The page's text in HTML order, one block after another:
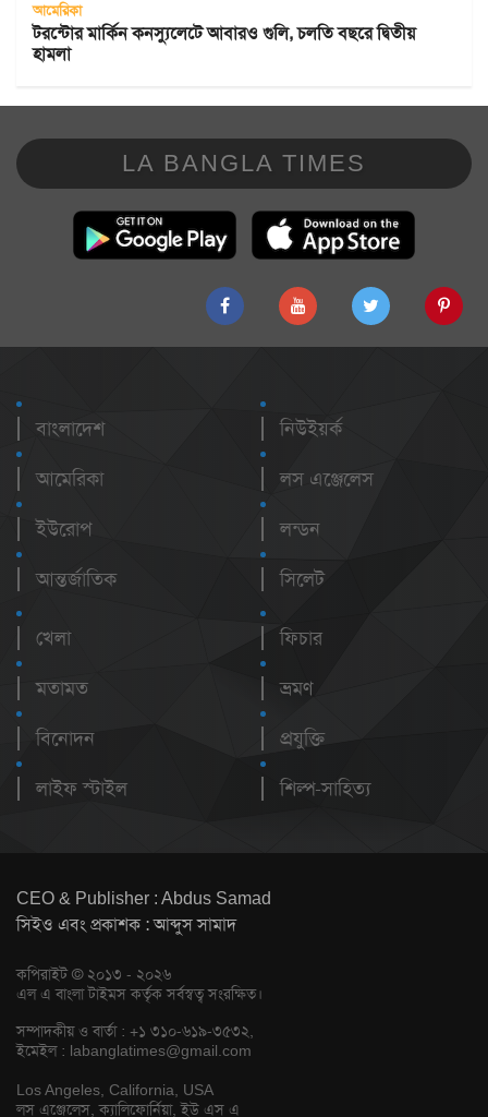
আমেরিকা
টরন্টোর মার্কিন কনস্যুলেটে আবারও গুলি, চলতি বছরে দ্বিতীয়
হামলা
LA BANGLA TIMES
বাংলাদেশ
আমেরিকা
ইউরোপ
আন্তর্জাতিক
নিউইয়র্ক
লস এঞ্জেলেস
লন্ডন
সিলেট
খেলা
মতামত
বিনোদন
লাইফ স্টাইল
ফিচার
ভ্রমণ
প্রযুক্তি
শিল্প-সাহিত্য
CEO & Publisher : Abdus Samad
সিইও এবং প্রকাশক : আব্দুস সামাদ
কপিরাইট © ২০১৩ - ২০২৬
এল এ বাংলা টাইমস কর্তৃক সর্বস্বত্ব সংরক্ষিত।
সম্পাদকীয় ও বার্তা : +১ ৩১০-৬১৯-৩৫৩২,
ইমেইল : labanglatimes@gmail.com
Los Angeles, California, USA
লস এঞ্জেলেস, ক্যালিফোর্নিয়া, ইউ এস এ